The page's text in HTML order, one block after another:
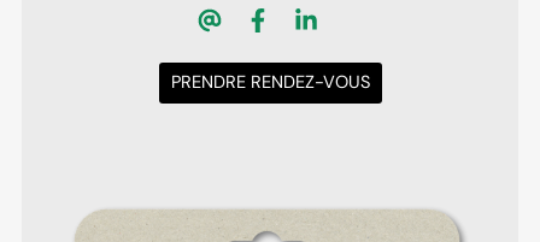
PRENDRE RENDEZ-VOUS